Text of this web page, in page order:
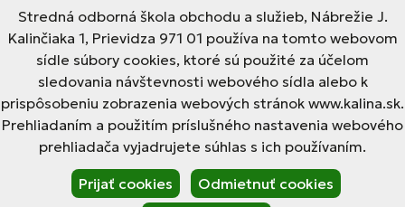
Stredná odborná škola obchodu a služieb, Nábrežie J.
Kalinčiaka 1, Prievidza 971 01 používa na tomto webovom
sídle súbory cookies, ktoré sú použité za účelom
sledovania návštevnosti webového sídla alebo k
prispôsobeniu zobrazenia webových stránok www.kalina.sk.
Prehliadaním a použitím príslušného nastavenia webového
prehliadača vyjadrujete súhlas s ich používaním.
Prijať cookies
Odmietnuť cookies